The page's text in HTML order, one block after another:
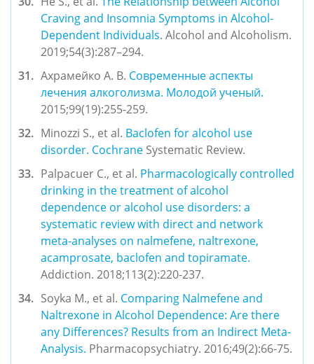
Craving and Insomnia Symptoms in Alcohol-
Dependent Individuals. Alcohol and Alcoholism.
2019;54(3):287–294.
Ахрамейко А. В. Современные аспекты
лечения алкоголизма. Молодой ученый.
2015;99(19):255-259.
Minozzi S., et al. Baclofen for alcohol use
disorder. Cochrane Systematic Review.
Palpacuer C., et al. Pharmacologically controlled
drinking in the treatment of alcohol
dependence or alcohol use disorders: a
systematic review with direct and network
meta-analyses on nalmefene, naltrexone,
acamprosate, baclofen and topiramate.
Addiction. 2018;113(2):220-237.
Soyka M., et al. Comparing Nalmefene and
Naltrexone in Alcohol Dependence: Are there
any Differences? Results from an Indirect Meta-
Analysis. Pharmacopsychiatry. 2016;49(2):66-75.